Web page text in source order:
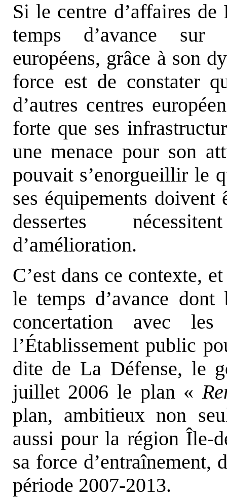
Si le centre d’affaires
temps d’avance sur
européens, grâce à son
force est de constater
d’autres centres
forte que ses
une menace pour son
pouvait s’enorgueillir le
ses équipements doivent
dessertes
d’amélioration.
C’est dans ce contexte,
le temps d’avance dont
concertation avec
l’Établissement public
dite de La Défense, le
juillet 2006 le plan «
plan, ambitieux non
aussi pour la région Île-
sa force d’entraînement,
période 2007-2013.